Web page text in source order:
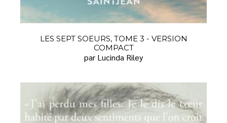
LES SEPT SOEURS, TOME 3 - VERSION
COMPACT
par Lucinda Riley